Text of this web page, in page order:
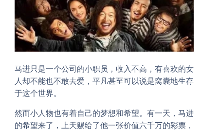
马进只是一个公司的小职员，收入不高，有喜欢的女
人却不能也不敢去爱，平凡甚至可以说是窝囊地生存
于这个世界。
然而小人物也有着自己的梦想和希望。有一天，马进
的希望来了，上天赐给了他一张价值六千万的彩票，